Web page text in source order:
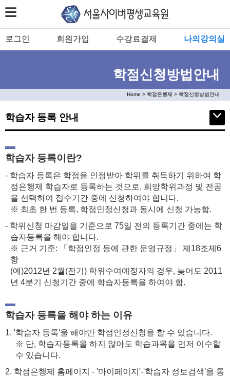
로그인 회원가입 수강료결제 나의강의실
학점신청방법안내
Home > 학점은행제 > 학점신청방법안내
학습자 등록 안내
학습자 등록이란?
- 학습자 등록은 학점을 인정받아 학위를 취득하기 위하여 학
점은행제 학습자로 등록하는 것으로, 희망학위과정 및 전공
을 선택하여 접수기간 중에 신청하여야 합니다.
※ 최초 한 번 등록, 학점인정신청과 동시에 신청 가능함.
- 학위신청 마감일을 기준으로 75일 전의 등록기간 중에는 학
습자등록을 해야 합니다.
※ 근거 기준: 「학점인정 등에 관한 운영규정」 제18조제6
항
(예)2012년 2월(전기) 학위수여예정자의 경우, 늦어도 2011
년 4분기 신청기간 중에 학습자등록을 하여야 함.
학습자 등록을 해야 하는 이유
1. '학습자 등록'울 해야만 학점인정신청을 할 수 있습니다.
※ 단, 학습자등록을 하지 않아도 학습과목을 먼저 이수할
수 있습니다.
2. 학점은행제 홈페이지 - '마이페이지'-'학습자 정보검색'을 통